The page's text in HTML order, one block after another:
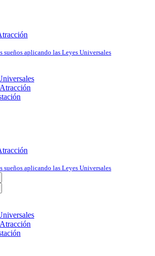
aplicando las Leyes Universales
aplicando las Leyes Universales